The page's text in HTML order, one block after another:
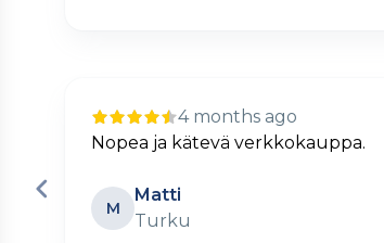
4 months ago
Nopea ja kätevä verkkokauppa.
M
Matti
Turku